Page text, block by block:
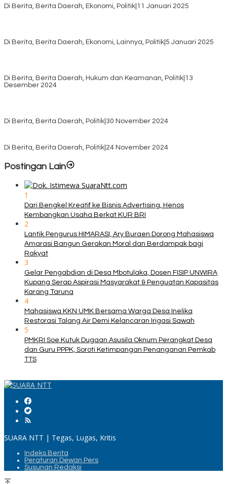
Di Berita, Berita Daerah, Ekonomi, Politik 11 Januari 2025
Di Berita, Berita Daerah, Ekonomi, Lainnya, Politik 5 Januari 2025
Di Berita, Berita Daerah, Hukum dan Keamanan, Politik 13
Desember 2024
Di Berita, Berita Daerah, Politik 30 November 2024
Di Berita, Berita Daerah, Politik 24 November 2024
Postingan Lain
1
Dari Bengkel Kreatif ke Bisnis Advertising, Henos
Kembangkan Usaha Berkat KUR BRI
2
Lantik Pengurus HIMARASI, Ary Buraen Dorong Mahasiswa
Amarasi Bangun Gerakan Moral dan Berdampak bagi
Rakyat
3
Gelar Pengabdian di Desa Mbotulaka, Dosen FISIP UNWIRA
Kupang Serap Aspirasi Masyarakat & Penguatan Kapasitas
Karang Taruna
4
Mahasiswa KKN UMK Bersama Warga Desa Inelika
Restorasi Talang Air Demi Kelancaran Irigasi Sawah
5
PMKRI Soe Kutuk Dugaan Asusila Oknum Perangkat Desa
dan Guru PPPK, Soroti Ketimpangan Penanganan Pemkab
TTS
SUARA NTT | Tegas, Lugas, Kritis
Indeks Berita
Peraturan Dewan Pers
Susunan Redaksi